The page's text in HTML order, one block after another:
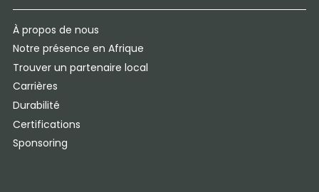
À propos de nous
Notre présence en Afrique
Trouver un partenaire local
Carrières
Durabilité
Certifications
Sponsoring